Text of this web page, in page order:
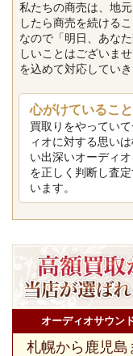
私たちの商売は、地
したら商売を続ける
なので「明日、あな
しいことはございま
を込めて対応してい
心がけていること
買取りをやってい
ィオに対する思い
い出深いオーディ
を正しく判断し査
います。
オーディオサウン
札幌から鹿児島